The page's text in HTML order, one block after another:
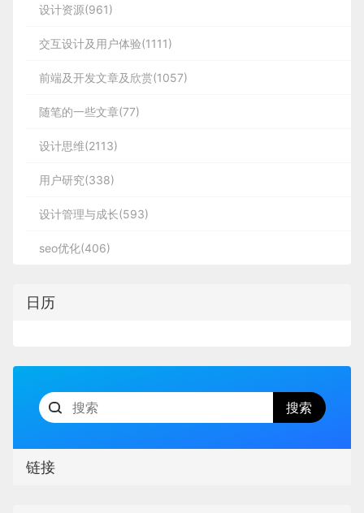
设计资源(961)
交互设计及用户体验(1111)
前端及开发文章及欣赏(1057)
随笔的一些文章(77)
设计思维(2113)
用户研究(338)
设计管理与成长(593)
seo优化(406)
日历
链接